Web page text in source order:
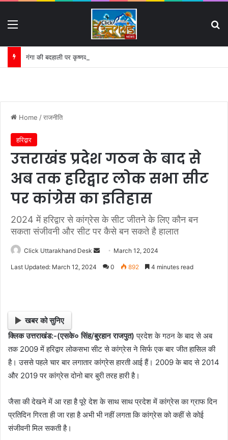
गंगा की बदहाली पर कृष्णकान्त के पत्र का असर:
Home /राजनीति
हरिद्वार
उत्तराखंड प्रदेश गठन के बाद से
अब तक हरिद्वार लोक सभा सीट
पर कांग्रेस का इतिहास
2024 में हरिद्वार से कांग्रेस के सीट जीतने के लिए कौन बन
सकता संजीवनी और सीट पर कैसे बन सकते है हालात
Click Uttarakhand Desk
e
m
a
i
l
March 12, 2024
Last Updated: March 12, 2024 0 892 4 minutes read
खबर को सुनिए
क्लिक उत्तराखंड:-(एसके० सिंह/बुरहान राजपुत)प्रदेश के गठन के बाद से अब
तक 2009 में हरिद्वार लोकसभा सीट से कांग्रेस ने सिर्फ एक बार जीत हासिल की
है। उससे पहले चार बार लगातार कांग्रेस हारती आई हैं। 2009 के बाद से 2014
और 2019 पर कांग्रेस दोनो बार बुरी तरह हारी है।
जैसा की देखने में आ रहा है पूरे देश के साथ साथ प्रदेश में कांग्रेस का ग्राफ दिन
प्रतिदिन गिरता ही जा रहा है अभी भी नहीं लगता कि कांग्रेस को कहीं से कोई
संजीवनी मिल सकती है।